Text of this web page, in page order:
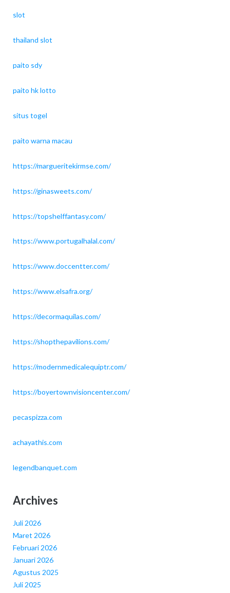
slot
thailand slot
paito sdy
paito hk lotto
situs togel
paito warna macau
https://margueritekirmse.com/
https://ginasweets.com/
https://topshelffantasy.com/
https://www.portugalhalal.com/
https://www.doccentter.com/
https://www.elsafra.org/
https://decormaquilas.com/
https://shopthepavilions.com/
https://modernmedicalequiptr.com/
https://boyertownvisioncenter.com/
pecaspizza.com
achayathis.com
legendbanquet.com
Archives
Juli 2026
Maret 2026
Februari 2026
Januari 2026
Agustus 2025
Juli 2025